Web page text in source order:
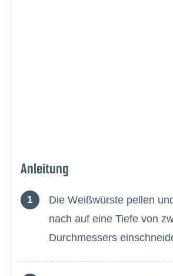
Anleitung
Die Weißwürste pellen
nach auf eine Tiefe von
Durchmessers